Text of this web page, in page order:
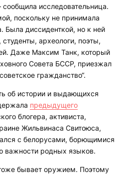
исследовательница.
поскольку не принимала
Была диссиденткой, но к ней
археологи, поэты,
Даже Максим Танк, который
Совета БССР, приезжал
гражданство“.
об истории и выдающихся
предыдущего
блогера, активиста,
Жильвинаса Свитоюса,
с белорусами, борющимися
важности родных языков.
бывает оружием. Поэтому